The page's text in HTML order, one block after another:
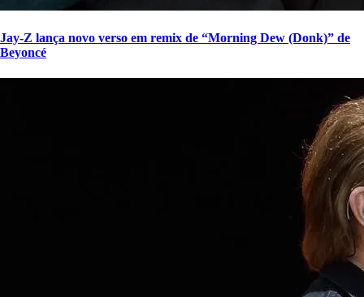
Jay-Z lança novo verso em remix de “Morning Dew (Donk)” de
Beyoncé